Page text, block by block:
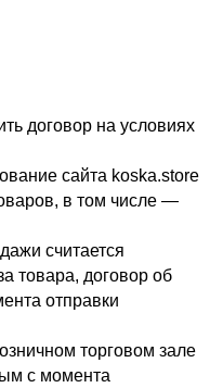
договор на условиях
сайта koska.store
в том числе —
считается
товара, договор об
отправки
торговом зале
с момента